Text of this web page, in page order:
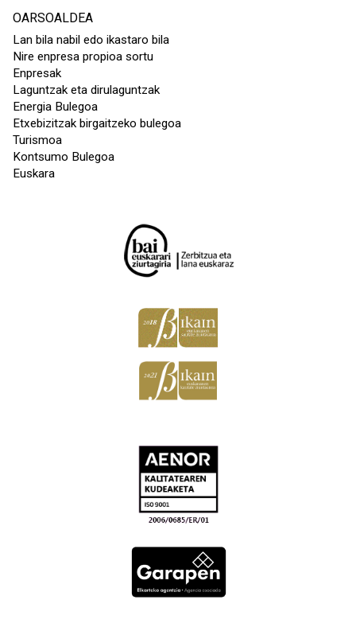
OARSOALDEA
Lan bila nabil edo ikastaro bila
Nire enpresa propioa sortu
Enpresak
Laguntzak eta dirulaguntzak
Energia Bulegoa
Etxebizitzak birgaitzeko bulegoa
Turismoa
Kontsumo Bulegoa
Euskara